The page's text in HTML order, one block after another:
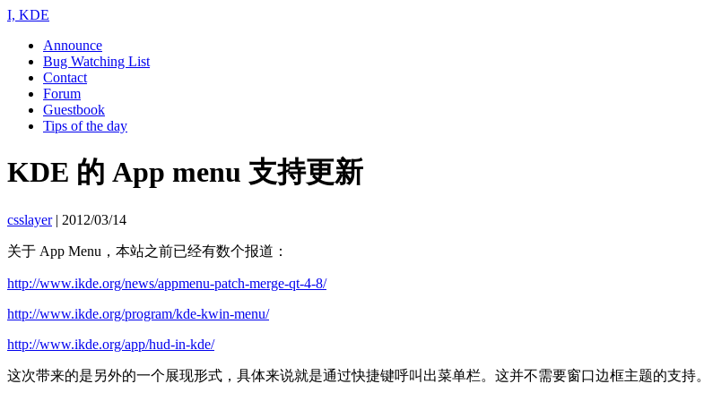
I, KDE
Announce
Bug Watching List
Contact
Forum
Guestbook
Tips of the day
KDE 的 App menu 支持更新
csslayer| 2012/03/14
关于 App Menu，本站之前已经有数个报道：
http://www.ikde.org/news/appmenu-patch-merge-qt-4-8/
http://www.ikde.org/program/kde-kwin-menu/
http://www.ikde.org/app/hud-in-kde/
这次带来的是另外的一个展现形式，具体来说就是通过快捷键呼叫出菜单栏。这并不需要窗口边框主题的支持。